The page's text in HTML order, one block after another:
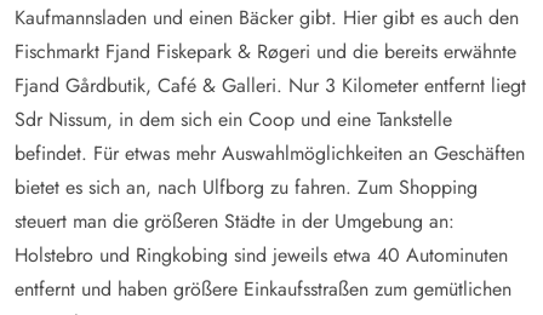
Kaufmannsladen und einen Bäcker gibt. Hier gibt es auch den
Fischmarkt Fjand Fiskepark & Røgeri und die bereits erwähnte
Fjand Gårdbutik, Café & Galleri. Nur 3 Kilometer entfernt liegt
Sdr Nissum, in dem sich ein Coop und eine Tankstelle
befindet. Für etwas mehr Auswahlmöglichkeiten an Geschäften
bietet es sich an, nach Ulfborg zu fahren. Zum Shopping
steuert man die größeren Städte in der Umgebung an:
Holstebro und Ringkobing sind jeweils etwa 40 Autominuten
entfernt und haben größere Einkaufsstraßen zum gemütlichen